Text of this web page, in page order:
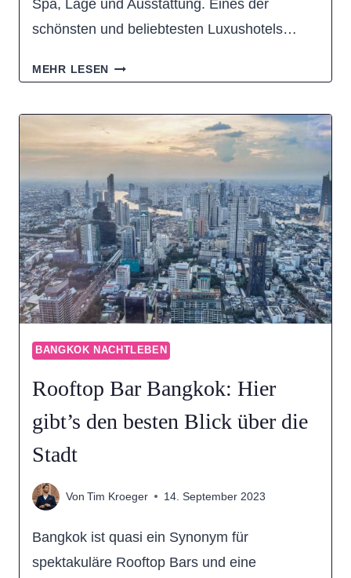
Spa, Lage und Ausstattung. Eines der
schönsten und beliebtesten Luxushotels…
MEHR LESEN BANGKOK
MARQUIS
QUEENS
–
MEINE
ERFAHRUNGEN
BANGKOK NACHTLEBEN
Rooftop Bar Bangkok: Hier
gibt’s den besten Blick über die
Stadt
Von Tim Kroeger 14. September 2023
Bangkok ist quasi ein Synonym für
spektakuläre Rooftop Bars und eine